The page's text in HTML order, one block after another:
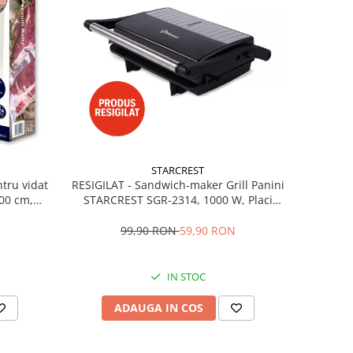
vidat
cm,
STARCREST
RESIGILAT - Sandwich-maker Grill Panini
STARCREST SGR-2314, 1000 W, Placi
de gatire 23 x 14 cm, Negru
99,90 RON59,90 RON
IN STOC
ADAUGA IN COS